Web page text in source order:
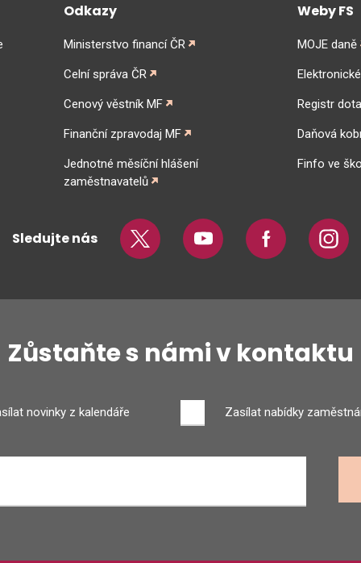
Odkazy
Ministerstvo financí ČR
Celní správa ČR
Cenový věstník MF
Finanční zpravodaj MF
Jednotné měsíční hlášení
zaměstnavatelů
Weby FS
MOJE daně
Registr
Daňová
Finfo ve
Sledujte nás Twitter Youtube Facebook
Zůstaňte s námi v kontaktu
novinky z kalendáře Zasílat nabídky